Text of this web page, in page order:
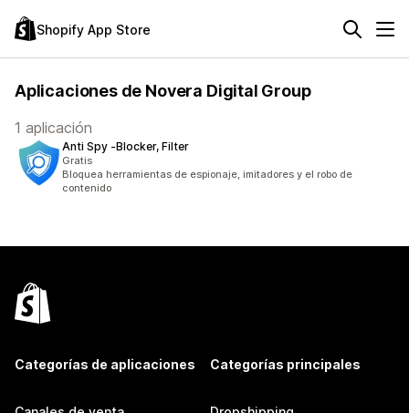
Shopify App Store
Aplicaciones de Novera Digital Group
1 aplicación
Anti Spy ‑Blocker, Filter
Gratis
Bloquea herramientas de espionaje, imitadores y el robo de
contenido
Categorías de aplicaciones Categorías principales